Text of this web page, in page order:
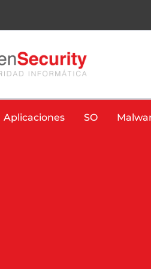
Aplicaciones SO